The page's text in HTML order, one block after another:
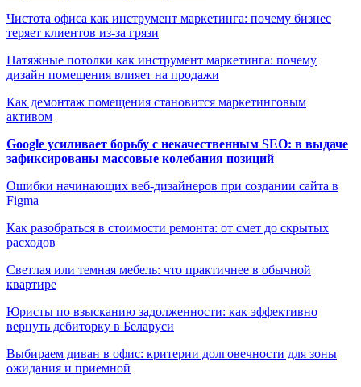
Чистота офиса как инструмент маркетинга: почему бизнес
теряет клиентов из-за грязи
Натяжные потолки как инструмент маркетинга: почему
дизайн помещения влияет на продажи
Как демонтаж помещения становится маркетинговым
активом
Google усиливает борьбу с некачественным SEO: в выдаче
зафиксированы массовые колебания позиций
Ошибки начинающих веб-дизайнеров при создании сайта в
Figma
Как разобраться в стоимости ремонта: от смет до скрытых
расходов
Светлая или темная мебель: что практичнее в обычной
квартире
Юристы по взысканию задолженности: как эффективно
вернуть дебиторку в Беларуси
Выбираем диван в офис: критерии долговечности для зоны
ожидания и приемной